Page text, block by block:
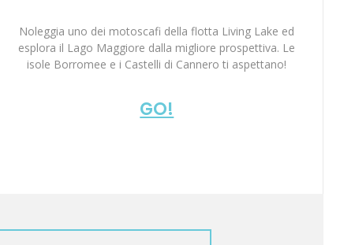
Noleggia uno dei motoscafi della flotta Living Lake ed
esplora il Lago Maggiore dalla migliore prospettiva. Le
isole Borromee e i Castelli di Cannero ti aspettano!
GO!